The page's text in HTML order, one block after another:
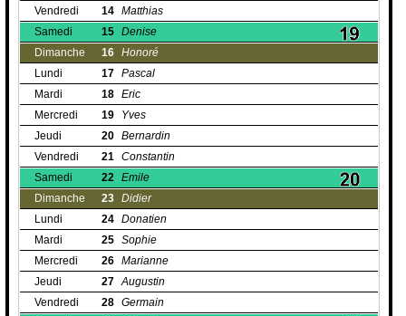
Vendredi
14 Matthias
Samedi
15 Denise
Dimanche
16 Honoré
Lundi
17 Pascal
Mardi
18 Eric
Mercredi
19
Yves
Jeudi
20 Bernardin
Vendredi
21 Constantin
Samedi
22 Emile
Dimanche
23 Didier
Lundi
24 Donatien
Mardi
25 Sophie
Mercredi
26 Marianne
Jeudi
27 Augustin
Vendredi
28 Germain